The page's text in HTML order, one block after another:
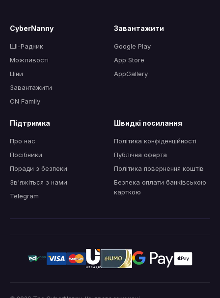
CyberNanny
ШІ-Радник
Можливості
Ціни
Завантажити
CN Family
Завантажити
Google Play
App Store
AppGallery
Підтримка
Про нас
Посібники
Поради з безпеки
Зв'яжіться з нами
Telegram
Швидкі посилання
Політика конфіденційності
Публічна оферта
Політика повернення коштів
Безпека оплати банківською
карткою